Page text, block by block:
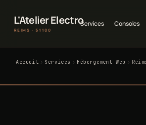
L'Atelier Electro
REIMS · 51100
Services Consoles
Accueil Services Hébergement Web